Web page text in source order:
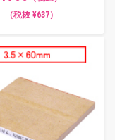
（税抜 ¥637）